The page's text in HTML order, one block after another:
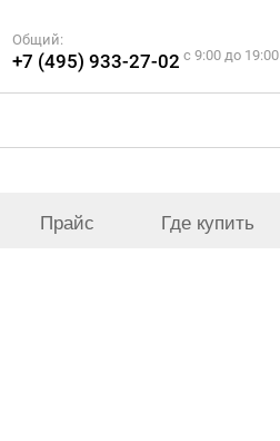
Общий:
+7 (495) 933-27-02 c 9:00 до 19:00
Прайс Где купить